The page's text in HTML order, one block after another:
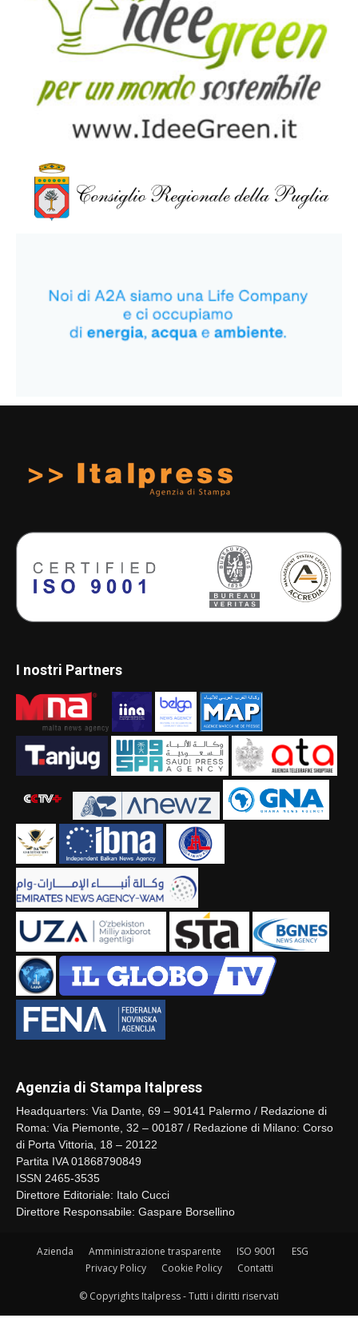
I nostri Partners
Agenzia di Stampa Italpress
Headquarters: Via Dante, 69 – 90141 Palermo / Redazione di
Roma: Via Piemonte, 32 – 00187 / Redazione di Milano: Corso
di Porta Vittoria, 18 – 20122
Partita IVA 01868790849
ISSN 2465-3535
Direttore Editoriale: Italo Cucci
Direttore Responsabile: Gaspare Borsellino
Azienda Amministrazione trasparente ISO 9001
ESG
Privacy Policy
Cookie Policy Contatti
© Copyrights Italpress - Tutti i diritti riservati